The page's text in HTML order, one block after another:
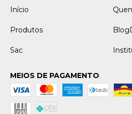
Início
Produtos
Sac
MEIOS DE PAGAMENTO